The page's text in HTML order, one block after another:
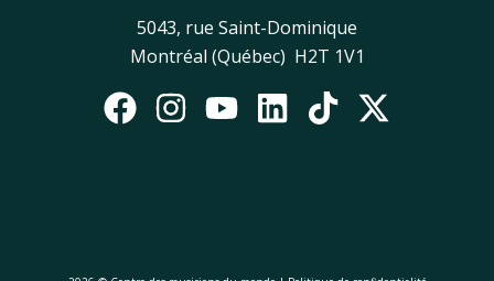
5043, rue Saint-Dominique
Montréal (Québec) H2T 1V1